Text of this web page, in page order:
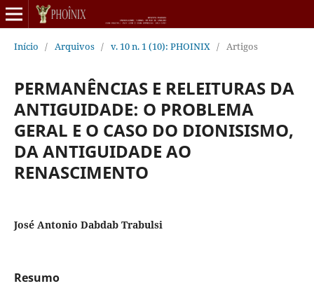
Início / Arquivos / v. 10 n. 1 (10): PHOINIX / Artigos
PERMANÊNCIAS E RELEITURAS DA
ANTIGUIDADE: O PROBLEMA
GERAL E O CASO DO DIONISISMO,
DA ANTIGUIDADE AO
RENASCIMENTO
José Antonio Dabdab Trabulsi
Resumo